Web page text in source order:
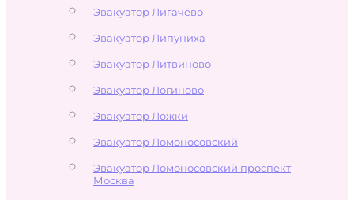
Эвакуатор Лигачёво
Эвакуатор Липуниха
Эвакуатор Литвиново
Эвакуатор Логиново
Эвакуатор Ложки
Эвакуатор Ломоносовский
Эвакуатор Ломоносовский проспект
Москва